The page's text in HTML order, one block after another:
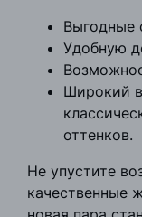
Выгодные
Удобную
Широкий
оттенков.
Не упустите
качественные